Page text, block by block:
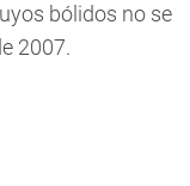
bólidos no se
2007.